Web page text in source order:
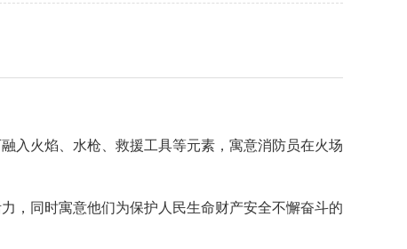
入火焰、水枪、救援工具等元素，寓意消防员在火场
，同时寓意他们为保护人民生命财产安全不懈奋斗的